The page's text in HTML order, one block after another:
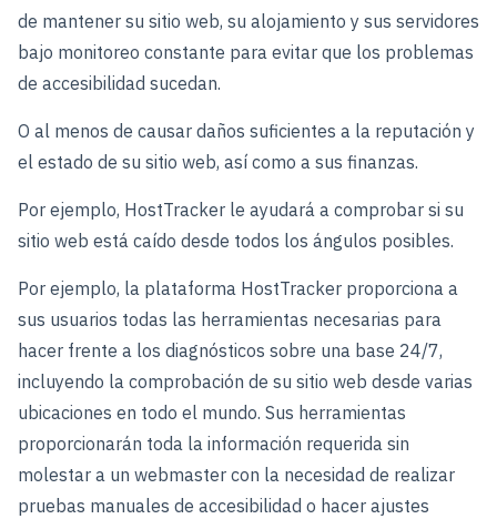
de mantener su sitio web, su alojamiento y sus servidores
bajo monitoreo constante para evitar que los problemas
de accesibilidad sucedan.
O al menos de causar daños suficientes a la reputación y
el estado de su sitio web, así como a sus finanzas.
Por ejemplo, HostTracker le ayudará a comprobar si su
sitio web está caído desde todos los ángulos posibles.
Por ejemplo, la plataforma HostTracker proporciona a
sus usuarios todas las herramientas necesarias para
hacer frente a los diagnósticos sobre una base 24/7,
incluyendo la comprobación de su sitio web desde varias
ubicaciones en todo el mundo. Sus herramientas
proporcionarán toda la información requerida sin
molestar a un webmaster con la necesidad de realizar
pruebas manuales de accesibilidad o hacer ajustes